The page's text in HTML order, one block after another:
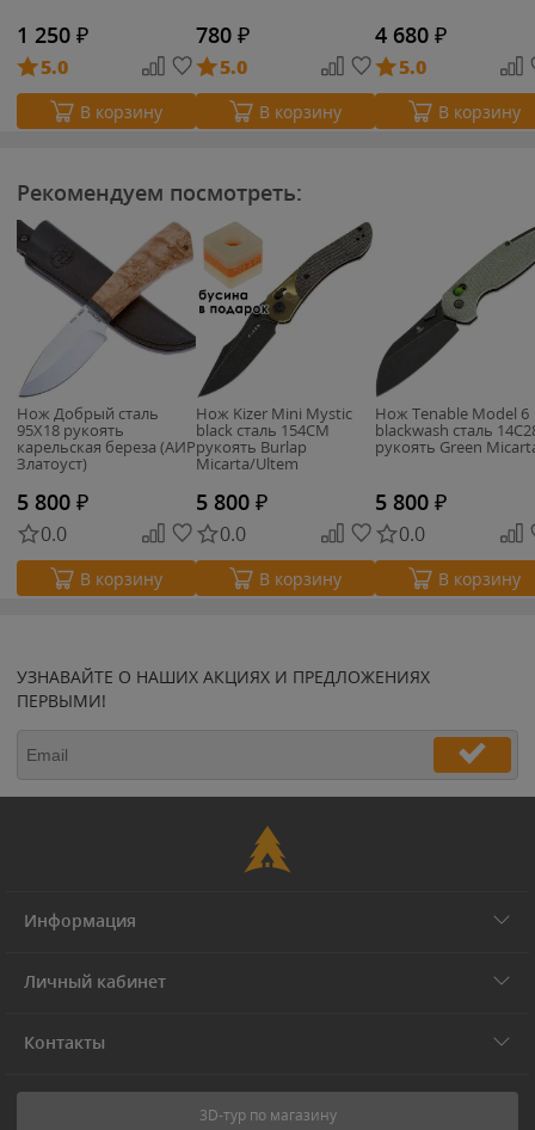
1 250 ₽
5.0
В корзину
780 ₽
5.0
В корзину
4 680 ₽
5.0
В корзину
Рекомендуем посмотреть:
Нож Добрый сталь
95Х18 рукоять
карельская береза (АИР
Златоуст)
5 800 ₽
0.0
В корзину
Нож Kizer Mini Mystic
black сталь 154CM
рукоять Burlap
Micarta/Ultem
5 800 ₽
0.0
В корзину
Нож Tenable Model 6
blackwash сталь
рукоять Green
5 800 ₽
0.0
В корзину
УЗНАВАЙТЕ О НАШИХ АКЦИЯХ И ПРЕДЛОЖЕНИЯХ
ПЕРВЫМИ!
Информация
Личный кабинет
Контакты
3D-тур по магазину